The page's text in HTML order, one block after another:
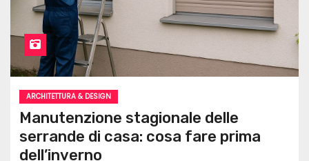
ARCHITETTURA & DESIGN
Manutenzione stagionale delle
serrande di casa: cosa fare prima
dell’inverno